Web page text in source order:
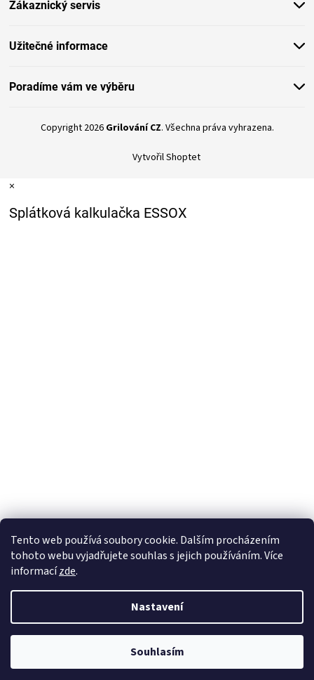
Tento web používá soubory cookie. Dalším procházením
tohoto webu vyjadřujete souhlas s jejich používáním. Více
informacízde.
Nastavení
Souhlasím
Zákaznický servis
Užitečné informace
Poradíme vám ve výběru
Vytvořil Shoptet
Copyright 2026 Grilování CZ. Všechna práva vyhrazena.
×
Splátková kalkulačka ESSOX